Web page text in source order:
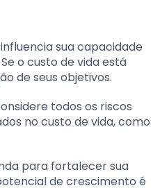
sua capacidade
o custo de vida está
de seus objetivos.
todos os riscos
no custo de vida, como
para fortalecer sua
de crescimento é